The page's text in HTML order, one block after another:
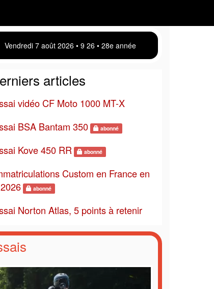
Vendredi 7 août 2026 • 9:26 • 28e année
articles
vidéo CF Moto 1000 MT-X
BSA Bantam 350
abonné
Kove 450 RR abonné
Custom en France en
abonné
Norton Atlas, 5 points à retenir